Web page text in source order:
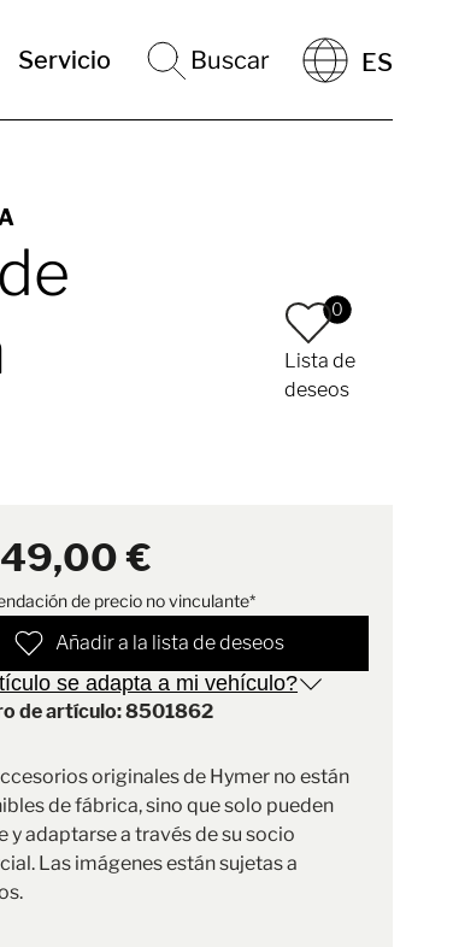
Servicio Buscar ES
0
Lista de
deseos
€
de precio no vinculante*
Añadir a la lista de deseos
se adapta a mi vehículo?
de artículo: 8501862
originales de Hymer no están
de fábrica, sino que solo pueden
y adaptarse a través de su socio
Las imágenes están sujetas a